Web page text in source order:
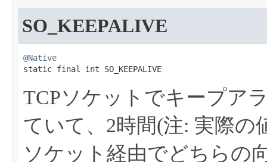
SO_KEEPALIVE
@Native
static final int SO_KEEPALIVE
TCPソケットでキープア
ていて、2時間(注: 実際
ソケット経由でどちらの